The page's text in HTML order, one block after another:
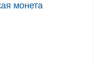
монета